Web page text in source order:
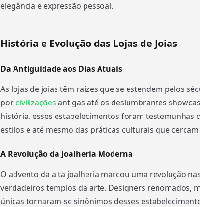
elegância e expressão pessoal.
História e Evolução das Lojas de Joias
Da Antiguidade aos Dias Atuais
As lojas de joias têm raízes que se estendem pelos
por civilizações antigas até os deslumbrantes
história, esses estabelecimentos foram testemunhas
estilos e até mesmo das práticas culturais que
A Revolução da Joalheria Moderna
O advento da alta joalheria marcou uma revolução
verdadeiros templos da arte. Designers renomados,
únicas tornaram-se sinônimos desses